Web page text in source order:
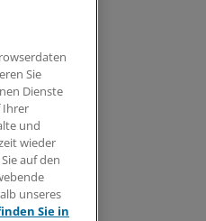
- über
haben.
»
Sie
Dienste
Ihrer
und
wieder
auf den
unseres
Sie in